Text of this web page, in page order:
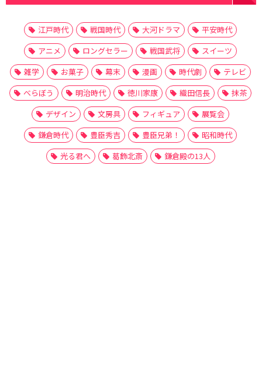
江戸時代 戦国時代 大河ドラマ
平安時代
アニメ
ロングセラー 戦国武将
スイーツ
雑学
お菓子 幕末 漫画 時代劇
テレビ
べらぼう
明治時代 徳川家康 織田信長
抹茶
デザイン
文房具 フィギュア
展覧会
鎌倉時代
豊臣秀吉 豊臣兄弟！
昭和時代
光る君へ
葛飾北斎 鎌倉殿の13人